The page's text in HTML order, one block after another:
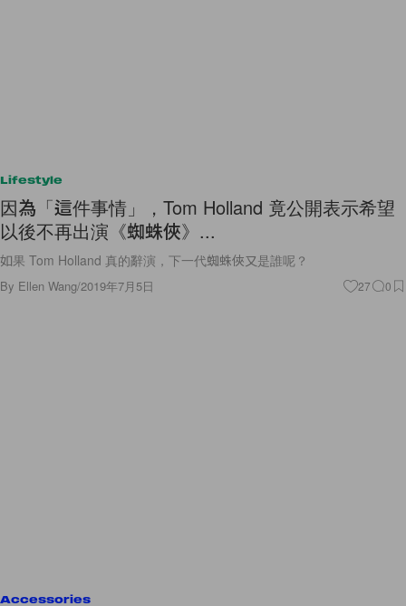
Lifestyle
因為「這件事情」，Tom Holland 竟公開表示希望
以後不再出演《蜘蛛俠》...
如果 Tom Holland 真的辭演，下一代蜘蛛俠又是誰呢？
By Ellen Wang/2019年7月5日 27 0
Accessories